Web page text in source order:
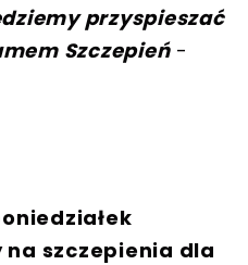
przyspieszać
Szczepień-
szczepienia dla